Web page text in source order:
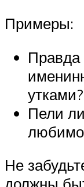
Примеры:
Правда
утками?
Пели
Не